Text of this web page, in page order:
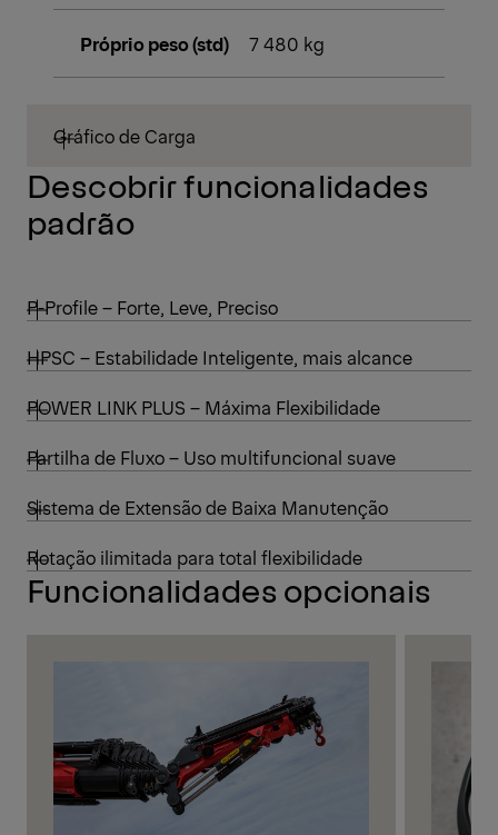
Próprio peso (std) 7 480 kg
Gráfico de Carga
Descobrir funcionalidades
padrão
P-Profile – Forte, Leve, Preciso
HPSC – Estabilidade Inteligente, mais alcance
POWER LINK PLUS – Máxima Flexibilidade
Partilha de Fluxo – Uso multifuncional suave
Sistema de Extensão de Baixa Manutenção
Rotação ilimitada para total flexibilidade
Funcionalidades opcionais